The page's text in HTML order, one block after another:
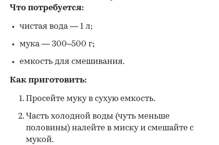
Что потребуется:
чистая вода — 1 л;
мука — 300–500 г;
емкость для смешивания.
Как приготовить:
Просейте муку в сухую емкость.
Часть холодной воды (чуть меньше
половины) налейте в миску и смешайте с
мукой.